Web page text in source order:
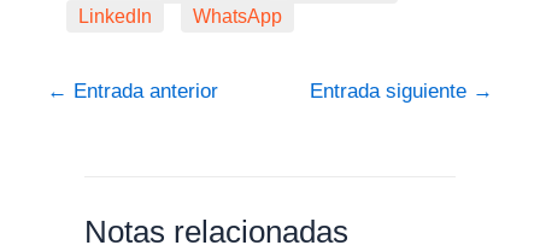
LinkedIn
WhatsApp
← Entrada anterior Entrada siguiente →
Notas relacionadas